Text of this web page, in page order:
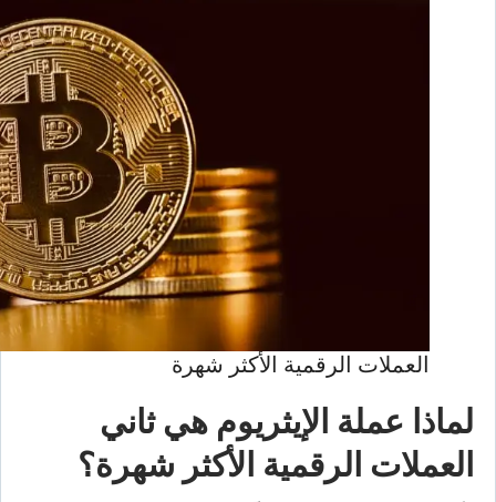
العملات الرقمية الأكثر شهرة
لماذا عملة الإيثريوم هي ثاني
العملات الرقمية الأكثر شهرة؟